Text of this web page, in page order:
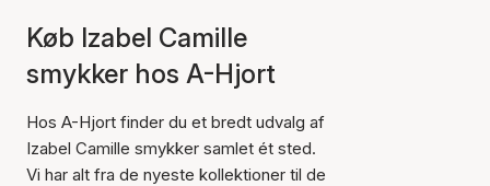
Køb Izabel Camille
smykker hos A-Hjort
Hos A-Hjort finder du et bredt udvalg af
Izabel Camille smykker samlet ét sted.
Vi har alt fra de nyeste kollektioner til de